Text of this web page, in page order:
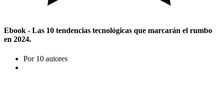
Ebook - Las 10 tendencias tecnológicas que marcarán el rumbo
en 2024.
Por 10 autores